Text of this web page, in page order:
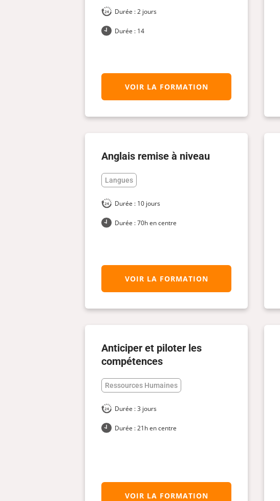
Durée : 2 jours
Durée : 14
VOIR LA FORMATION
Anglais remise à niveau
Langues
Durée : 10 jours
Durée : 70h en centre
VOIR LA FORMATION
Anticiper et piloter les
compétences
Ressources Humaines
Durée : 3 jours
Durée : 21h en centre
VOIR LA FORMATION